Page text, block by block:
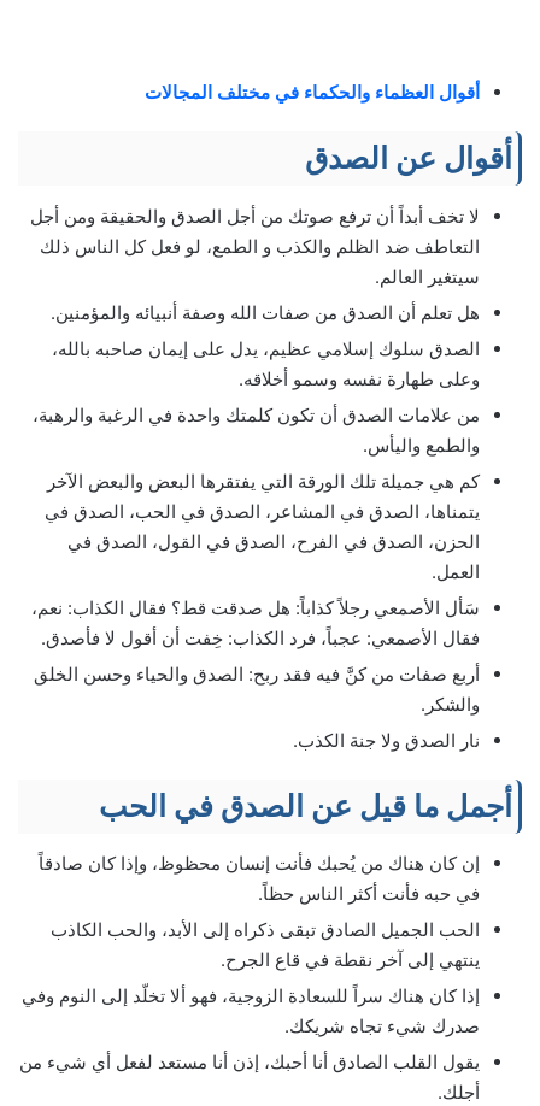
أقوال العظماء والحكماء في مختلف المجالات
أقوال عن الصدق
لا تخف أبداً أن ترفع صوتك من أجل الصدق والحقيقة ومن أجل
التعاطف ضد الظلم والكذب و الطمع، لو فعل كل الناس ذلك
سيتغير العالم.
هل تعلم أن الصدق من صفات الله وصفة أنبيائه والمؤمنين.
الصدق سلوك إسلامي عظيم، يدل على إيمان صاحبه بالله،
وعلى طهارة نفسه وسمو أخلاقه.
من علامات الصدق أن تكون كلمتك واحدة في الرغبة والرهبة،
والطمع واليأس.
كم هي جميلة تلك الورقة التي يفتقرها البعض والبعض الآخر
يتمناها، الصدق في المشاعر، الصدق في الحب، الصدق في
الحزن، الصدق في الفرح، الصدق في القول، الصدق في
العمل.
سَأل الأصمعي رجلاً كذاباً: هل صدقت قط؟ فقال الكذاب: نعم،
فقال الأصمعي: عجباً، فرد الكذاب: خِفت أن أقول لا فأصدق.
أربع صفات من كنَّ فيه فقد ربح: الصدق والحياء وحسن الخلق
والشكر.
نار الصدق ولا جنة الكذب.
أجمل ما قيل عن الصدق في الحب
إن كان هناك من يُحبك فأنت إنسان محظوظ، وإذا كان صادقاً
في حبه فأنت أكثر الناس حظاً.
الحب الجميل الصادق تبقى ذكراه إلى الأبد، والحب الكاذب
ينتهي إلى آخر نقطة في قاع الجرح.
إذا كان هناك سراً للسعادة الزوجية، فهو ألا تخلّد إلى النوم وفي
صدرك شيء تجاه شريكك.
يقول القلب الصادق أنا أحبك، إذن أنا مستعد لفعل أي شيء من
أجلك.